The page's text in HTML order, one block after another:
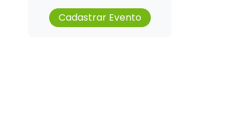
Cadastrar Evento